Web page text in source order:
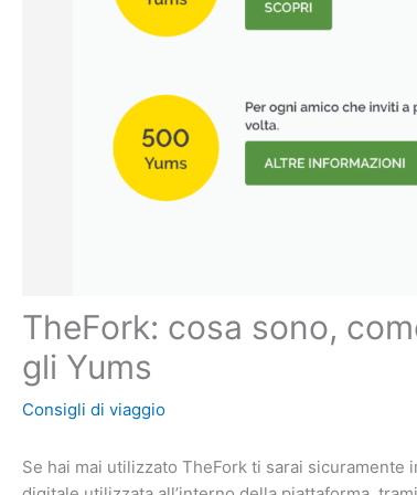
TheFork: cosa sono,
gli Yums
Consigli di viaggio
Se hai mai utilizzato TheFork ti sarai